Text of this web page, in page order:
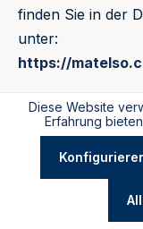
finden Sie in der
unter:
https://
Matomo
Wir verwenden
auf unserer
eigenen Servern
Diese Website
Erfahrung